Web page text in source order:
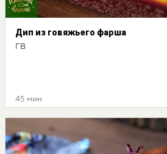
Дип из говяжьего фарша
ГВ
45 мин